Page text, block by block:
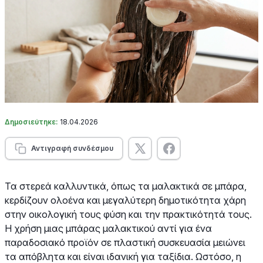
Δημοσιεύτηκε: 18.04.2026
Αντιγραφή συνδέσμου
Τα στερεά καλλυντικά, όπως τα μαλακτικά σε μπάρα,
κερδίζουν ολοένα και μεγαλύτερη δημοτικότητα χάρη
στην οικολογική τους φύση και την πρακτικότητά τους.
Η χρήση μιας μπάρας μαλακτικού αντί για ένα
παραδοσιακό προϊόν σε πλαστική συσκευασία μειώνει
τα απόβλητα και είναι ιδανική για ταξίδια. Ωστόσο, η